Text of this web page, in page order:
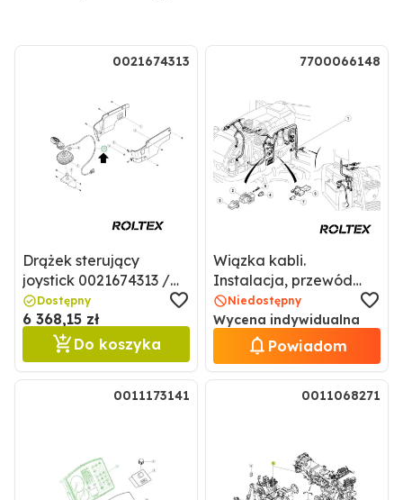
0021674313
Drążek sterujący
joystick 0021674313 /
21674313
Dostępny
6 368,15 zł
Do koszyka
7700066148
Wiązka kabli.
Instalacja, przewód
elektryczny przód –
silnik – akumulator
7700066148
Niedostępny
Wycena indywidualna
Powiadom
0011173141 0011068271